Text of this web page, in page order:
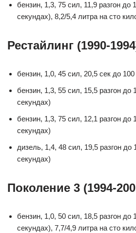
бензин, 1,3, 75 сил, 11,9 разгон до
секундах), 8,2/5,4 литра на сто
Рестайлинг (1990-
бензин, 1,0, 45 сил, 20,5 сек до
бензин, 1,3, 55 сил, 15,5 разгон до
секундах)
бензин, 1,3, 75 сил, 12,1 разгон до
секундах)
дизель, 1,4, 48 сил, 19,5 разгон до
секундах)
Поколение 3 (1994-
бензин, 1,0, 50 сил, 18,5 разгон до
секундах), 7,7/4,9 литра на сто